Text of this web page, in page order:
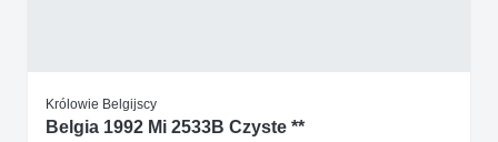
Królowie Belgijscy
Belgia 1992 Mi 2533B Czyste **